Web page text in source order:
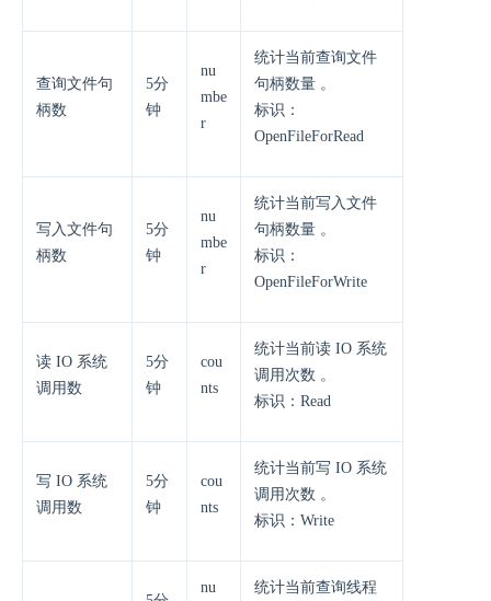
查询文件句
柄数
5分
钟
nu
mbe
r
统计当前查询文件
句柄数量 。
标识：
OpenFileForRead
写入文件句
柄数
5分
钟
nu
mbe
r
统计当前写入文件
句柄数量 。
标识：
OpenFileForWrite
读 IO 系统
调用数
5分
钟
cou
nts
统计当前读 IO 系统
调用次数 。
标识：Read
写 IO 系统
调用数
5分
钟
cou
nts
统计当前写 IO 系统
调用次数 。
标识：Write
nu 统计当前查询线程